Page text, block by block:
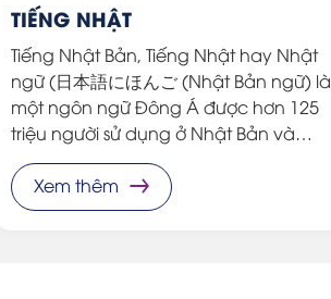
TIẾNG NHẬT
Tiếng Nhật Bản, Tiếng Nhật hay Nhật
ngữ (日本語にほんご (Nhật Bản ngữ) là
một ngôn ngữ Đông Á được hơn 125
triệu người sử dụng ở Nhật Bản và
những cộng đồng dân di cư Nhật Bản
khắp thế giới.
Xem thêm